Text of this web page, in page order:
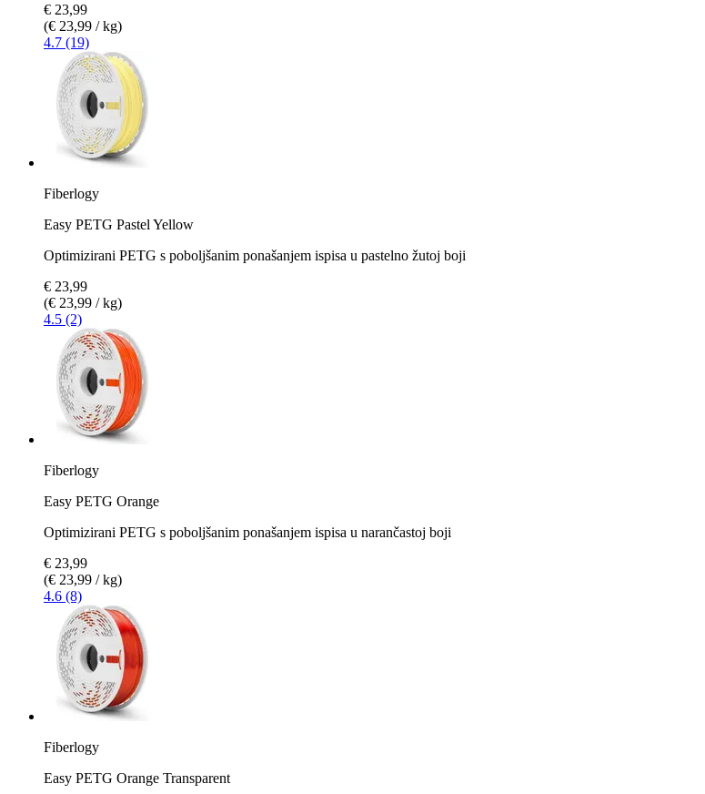
€ 23,99
(€ 23,99 / kg)
4.7 (19)
Fiberlogy
Easy PETG Pastel Yellow
Optimizirani PETG s poboljšanim ponašanjem ispisa u pastelno žutoj boji
€ 23,99
(€ 23,99 / kg)
4.5 (2)
Fiberlogy
Easy PETG Orange
Optimizirani PETG s poboljšanim ponašanjem ispisa u narančastoj boji
€ 23,99
(€ 23,99 / kg)
4.6 (8)
Fiberlogy
Easy PETG Orange Transparent